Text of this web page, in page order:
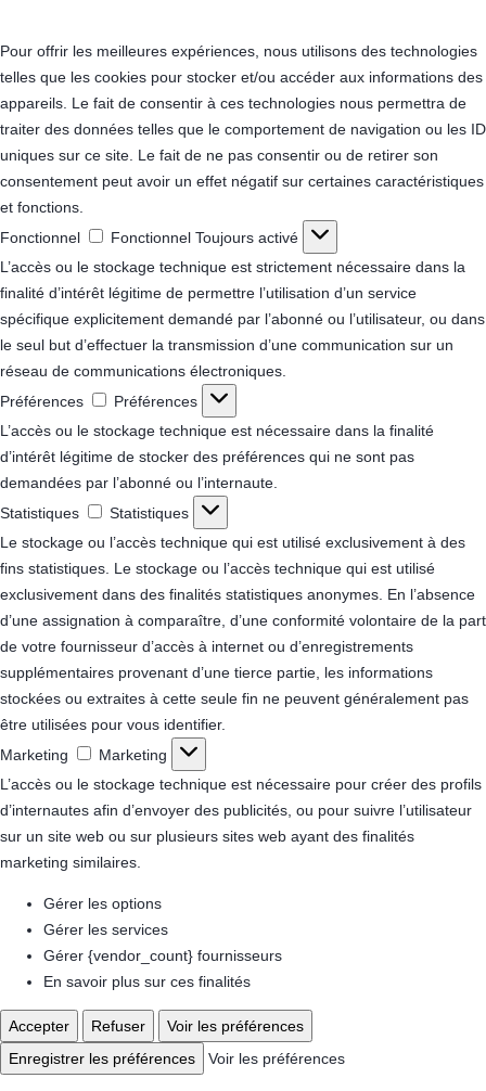
Pour offrir les meilleures expériences, nous utilisons des technologies
telles que les cookies pour stocker et/ou accéder aux informations des
appareils. Le fait de consentir à ces technologies nous permettra de
traiter des données telles que le comportement de navigation ou les ID
uniques sur ce site. Le fait de ne pas consentir ou de retirer son
consentement peut avoir un effet négatif sur certaines caractéristiques
et fonctions.
Fonctionnel
Fonctionnel Toujours activé
L’accès ou le stockage technique est strictement nécessaire dans la
finalité d’intérêt légitime de permettre l’utilisation d’un service
spécifique explicitement demandé par l’abonné ou l’utilisateur, ou dans
le seul but d’effectuer la transmission d’une communication sur un
réseau de communications électroniques.
Préférences
Préférences
L’accès ou le stockage technique est nécessaire dans la finalité
d’intérêt légitime de stocker des préférences qui ne sont pas
demandées par l’abonné ou l’internaute.
Statistiques
Statistiques
Le stockage ou l’accès technique qui est utilisé exclusivement à des
fins statistiques. Le stockage ou l’accès technique qui est utilisé
exclusivement dans des finalités statistiques anonymes. En l’absence
d’une assignation à comparaître, d’une conformité volontaire de la part
de votre fournisseur d’accès à internet ou d’enregistrements
supplémentaires provenant d’une tierce partie, les informations
stockées ou extraites à cette seule fin ne peuvent généralement pas
être utilisées pour vous identifier.
Marketing
Marketing
L’accès ou le stockage technique est nécessaire pour créer des profils
d’internautes afin d’envoyer des publicités, ou pour suivre l’utilisateur
sur un site web ou sur plusieurs sites web ayant des finalités
marketing similaires.
Gérer les options
Gérer les services
Gérer {vendor_count} fournisseurs
En savoir plus sur ces finalités
Accepter Refuser
Voir les préférences
Enregistrer les préférences
Voir les préférences